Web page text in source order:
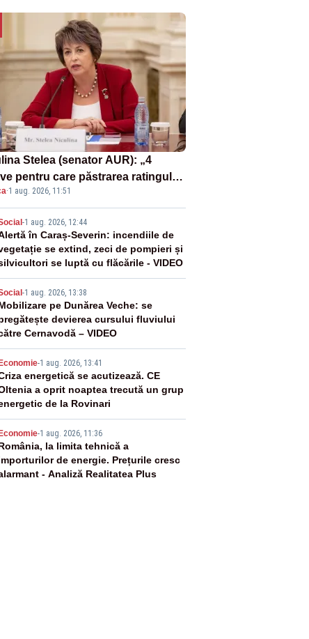
Stelea (senator AUR): „4
pentru care păstrarea ratingului
nu este o reușită pentru
Bolojan”
·1 aug. 2026, 11:51
-1 aug. 2026, 12:44
în Caraș-Severin: incendiile de
se extind, zeci de pompieri și
se luptă cu flăcările - VIDEO
-1 aug. 2026, 13:38
pe Dunărea Veche: se
devierea cursului fluviului
Cernavodă – VIDEO
-1 aug. 2026, 13:41
energetică se acutizează. CE
a oprit noaptea trecută un grup
de la Rovinari
-1 aug. 2026, 11:36
la limita tehnică a
de energie. Prețurile cresc
- Analiză Realitatea Plus